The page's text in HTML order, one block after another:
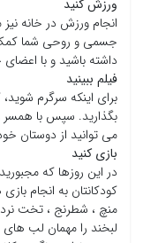
ورزش کنید
انجام ورزش در خانه
جسمی و روحی شما کمک
داشته باشید و با
فیلم ببینید
برای اینکه سرگرم
بگذارید. سپس با همسر
می توانید از دوستان
بازی کنید
در این روزها که
کودکانتان به انجام
منچ ، شطرنج ، تخت نرد
لبخند را مهمان لب